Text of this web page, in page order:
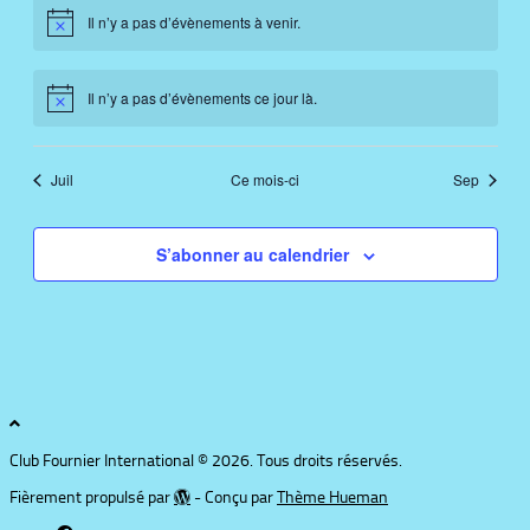
Notice Il n’y a pas d’évènements à venir.
Notice Il n’y a pas d’évènements ce jour là.
Juil Ce mois-ci Sep
S’abonner au calendrier
Club Fournier International © 2026. Tous droits réservés.
Fièrement propulsé par
- Conçu parThème Hueman